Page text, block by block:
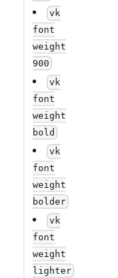
vk
font
weight
900
vk
font
weight
bold
vk
font
weight
bolder
vk
font
weight
lighter